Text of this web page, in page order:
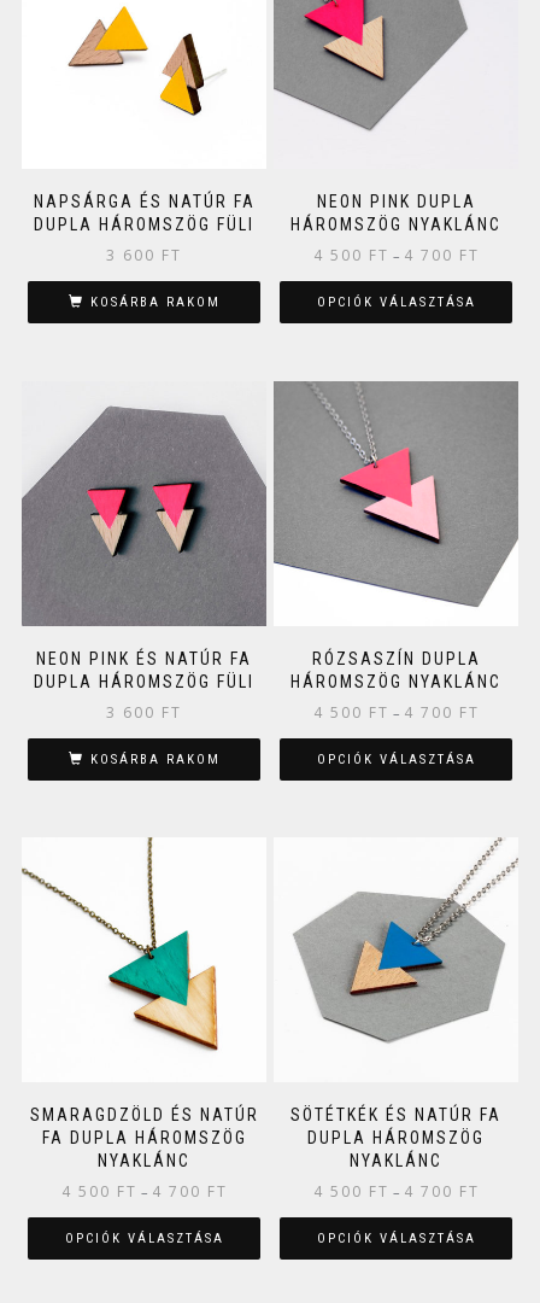
NAPSÁRGA ÉS NATÚR FA
DUPLA HÁROMSZÖG FÜLI
3 600 FT
KOSÁRBA RAKOM
NEON PINK DUPLA
HÁROMSZÖG NYAKLÁNC
4 500 FT – 4 700 FT
OPCIÓK VÁLASZTÁSA
NEON PINK ÉS NATÚR FA
DUPLA HÁROMSZÖG FÜLI
3 600 FT
KOSÁRBA RAKOM
RÓZSASZÍN DUPLA
HÁROMSZÖG NYAKLÁNC
4 500 FT – 4 700 FT
OPCIÓK VÁLASZTÁSA
SMARAGDZÖLD ÉS NATÚR
FA DUPLA HÁROMSZÖG
NYAKLÁNC
4 500 FT – 4 700 FT
OPCIÓK VÁLASZTÁSA
SÖTÉTKÉK ÉS NATÚR FA
DUPLA HÁROMSZÖG
NYAKLÁNC
4 500 FT – 4 700 FT
OPCIÓK VÁLASZTÁSA